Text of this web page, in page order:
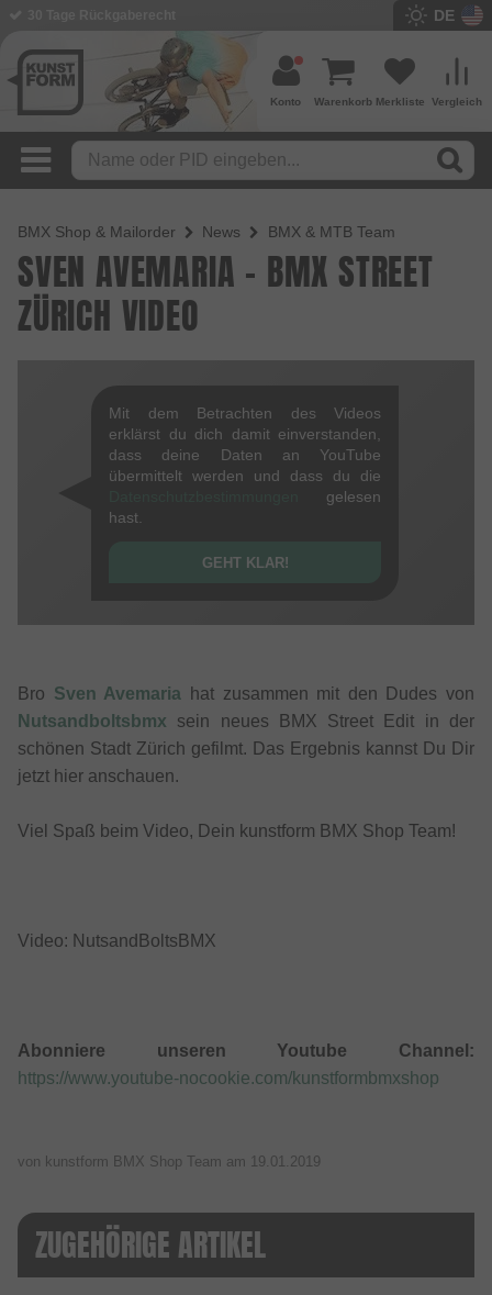
DE
Vergleich
Merkliste
Warenkorb
Konto
BMX Shop & Mailorder News BMX & MTB Team
SVEN AVEMARIA - BMX STREET
ZÜRICH VIDEO
Mit dem Betrachten des Videos
erklärst du dich damit einverstanden,
dass deine Daten an YouTube
übermittelt werden und dass du die
gelesen
hast.
GEHT KLAR!
Bro Sven Avemaria hat zusammen mit den Dudes von
Nutsandboltsbmx sein neues BMX Street Edit in der
schönen Stadt Zürich gefilmt. Das Ergebnis kannst Du Dir
jetzt hier anschauen.
Viel Spaß beim Video, Dein kunstform BMX Shop Team!
Video: NutsandBoltsBMX
Abonniere unseren Youtube Channel:
https://www.youtube-nocookie.com/kunstformbmxshop
von kunstform BMX Shop Team am 19.01.2019
ZUGEHÖRIGE ARTIKEL